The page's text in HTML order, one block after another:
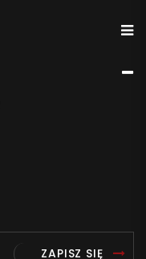
ZAPISZ SIĘ